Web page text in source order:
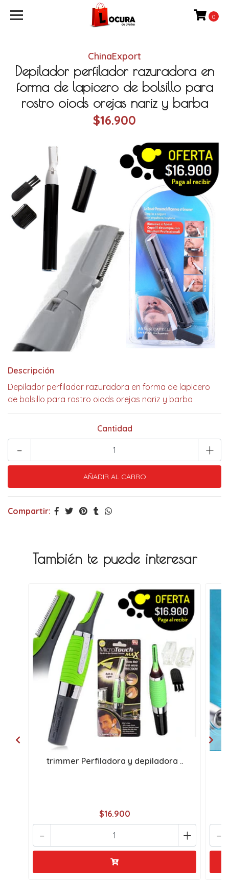
0
ChinaExport
Depilador perfilador razuradora en
forma de lapicero de bolsillo para
rostro oiods orejas nariz y barba
$16.900
Descripción
Depilador perfilador razuradora en forma de lapicero
de bolsillo para rostro oiods orejas nariz y barba
Cantidad
+
-
Compartir:
También te puede interesar
trimmer Perfiladora y depiladora ..
$16.900
+
- -